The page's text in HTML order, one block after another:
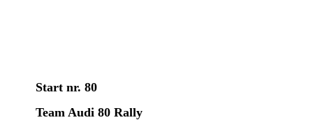
Start nr. 80
Team Audi 80 Rally